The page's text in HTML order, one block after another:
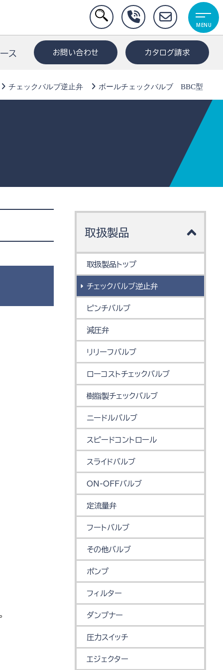
ス お問い合わせ カタログ請求
チェックバルブ逆止弁 ボールチェックバルブ BBC型
取扱製品
取扱製品トップ
チェックバルブ逆止弁
ピンチバルブ
減圧弁
リリーフバルブ
ローコストチェックバルブ
樹脂製チェックバルブ
ニードルバルブ
スピードコントロール
スライドバルブ
ON-OFFバルブ
定流量弁
フートバルブ
その他バルブ
ポンプ
フィルター
ダンプナー
圧力スイッチ
エジェクター
MENU